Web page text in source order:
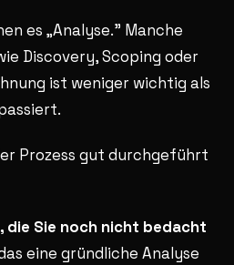
es „Analyse." Manche
Discovery, Scoping oder
ist weniger wichtig als
Prozess gut durchgeführt
die Sie noch nicht bedacht
eine gründliche Analyse